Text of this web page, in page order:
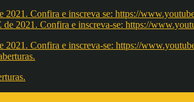
2021. Confira e inscreva se: https://
2021. Confira e inscreva-se: https://